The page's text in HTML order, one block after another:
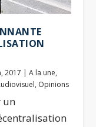
2017 |A la une,
, Opinions
un